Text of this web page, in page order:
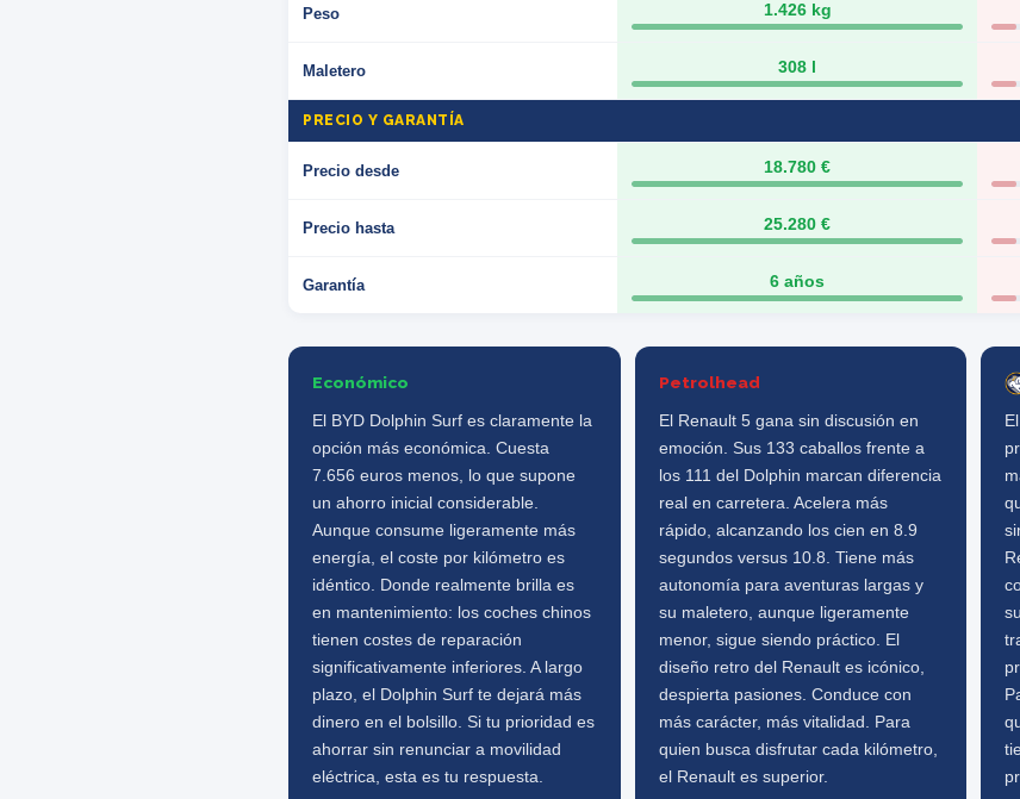
Peso 1.426 kg
Maletero 308 l
PRECIO Y GARANTÍA
Precio desde 18.780 €
Precio hasta 25.280 €
Garantía 6 años
Económico
El BYD Dolphin Surf es claramente la
opción más económica. Cuesta
7.656 euros menos, lo que supone
un ahorro inicial considerable.
Aunque consume ligeramente más
energía, el coste por kilómetro es
idéntico. Donde realmente brilla es
en mantenimiento: los coches chinos
tienen costes de reparación
significativamente inferiores. A largo
plazo, el Dolphin Surf te dejará más
dinero en el bolsillo. Si tu prioridad es
ahorrar sin renunciar a movilidad
eléctrica, esta es tu respuesta.
Petrolhead
El Renault 5 gana sin discusión en
emoción. Sus 133 caballos frente a
los 111 del Dolphin marcan diferencia
real en carretera. Acelera más
rápido, alcanzando los cien en 8.9
segundos versus 10.8. Tiene más
autonomía para aventuras largas y
su maletero, aunque ligeramente
menor, sigue siendo práctico. El
diseño retro del Renault es icónico,
despierta pasiones. Conduce con
más carácter, más vitalidad. Para
quien busca disfrutar cada kilómetro,
el Renault es superior.